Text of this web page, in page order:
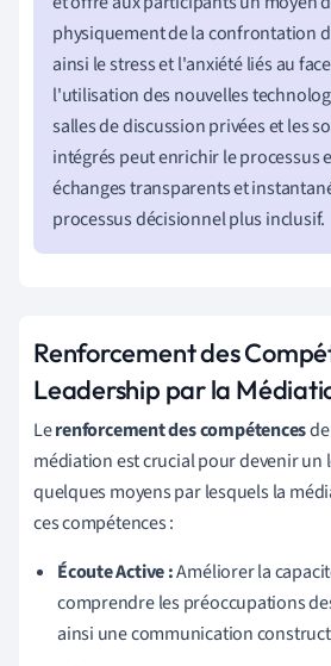
physiquement de la confrontation
ainsi le stress et l'anxiété liés au
l'utilisation des nouvelles
salles de discussion privées et les
intégrés peut enrichir le processus
échanges transparents et
processus décisionnel plus inclusif.
Renforcement des
Leadership par la
Lerenforcement des compétences
médiation est crucial pour devenir un
quelques moyens par lesquels la
ces compétences :
Écoute Active :Améliorer la
comprendre les préoccupations
ainsi une communication